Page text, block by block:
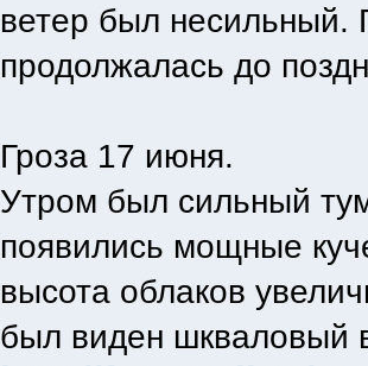
ветер был несильный.
продолжалась до
Гроза 17 июня.
Утром был сильный
появились мощные
высота облаков
был виден шкваловый